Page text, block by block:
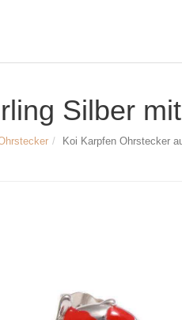
Silber
Koi Karpfen Ohrstecker
Steckerlänge: ca. 10 mm